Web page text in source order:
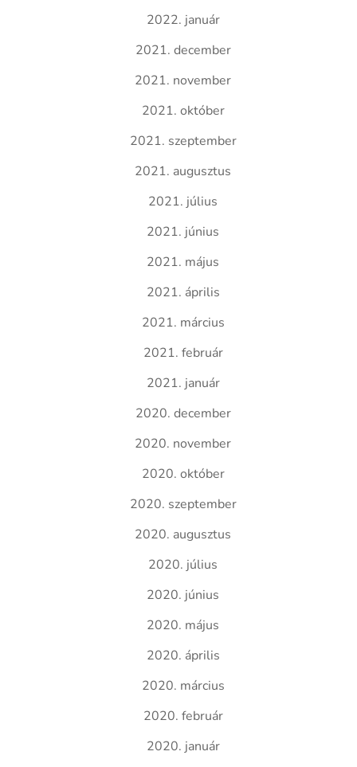
2022. január
2021. december
2021. november
2021. október
2021. szeptember
2021. augusztus
2021. július
2021. június
2021. május
2021. április
2021. március
2021. február
2021. január
2020. december
2020. november
2020. október
2020. szeptember
2020. augusztus
2020. július
2020. június
2020. május
2020. április
2020. március
2020. február
2020. január